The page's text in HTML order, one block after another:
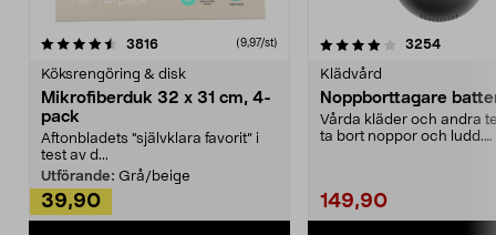
3816recensioner (9,97/st)
Köksrengöring & disk
Mikrofiberduk 32 x 31 cm, 4-
pack
Aftonbladets "självklara favorit” i
test av d...
Utförande: Grå/beige
39,90
4.0av 5 stjärnor 3254
Klädvård
Noppborttagare
Vårda kläder och andra
ta bort noppor och ludd.
149,90
4.5av 5 stjärnor